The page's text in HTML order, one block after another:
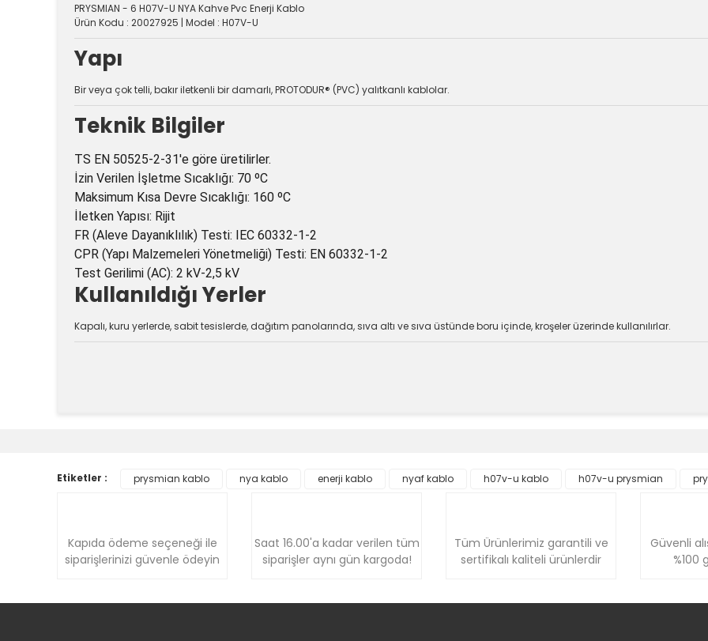
PRYSMIAN - 6 H07V-U NYA Kahve Pvc Enerji Kablo
Ürün Kodu : 20027925 | Model : H07V-U
Yapı
Bir veya çok telli, bakır iletkenli bir damarlı, PROTODUR® (PVC) yalıtkanlı kablolar.
Teknik Bilgiler
TS EN 50525-2-31'e göre üretilirler.
İzin Verilen İşletme Sıcaklığı: 70 ºC
Maksimum Kısa Devre Sıcaklığı: 160 ºC
İletken Yapısı: Rijit
FR (Aleve Dayanıklılık) Testi: IEC 60332-1-2
CPR (Yapı Malzemeleri Yönetmeliği) Testi: EN 60332-1-2
Test Gerilimi (AC): 2 kV-2,5 kV
Kullanıldığı Yerler
Kapalı, kuru yerlerde, sabit tesislerde, dağıtım panolarında, sıva altı ve sıva üstünde boru içinde, kroşeler üzerinde kullanılırlar.
Yorum Yaz
Ürün fiyatı diğer sitelerden daha pahalı.
Bu ürüne benzer farklı alternatifler olmalı.
Etiketler : prysmian kablo nya kablo enerji kablo nyaf kablo h07v-u kablo h07v-u prysmian
Kapıda ödeme seçeneği ile
siparişlerinizi güvenle ödeyin
Saat 16.00'a kadar verilen tüm
siparişler aynı gün kargoda!
Tüm Ürünlerimiz garantili ve
sertifikalı kaliteli ürünlerdir
Güvenli
%100